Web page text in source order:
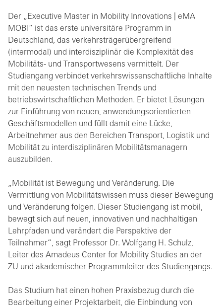
Der „Executive Master in Mobility Innovations | eMA
MOBI“ ist das erste universitäre Programm in
Deutschland, das verkehrsträgerübergreifend
(intermodal) und interdisziplinär die Komplexität des
Mobilitäts- und Transportwesens vermittelt. Der
Studiengang verbindet verkehrswissenschaftliche Inhalte
mit den neuesten technischen Trends und
betriebswirtschaftlichen Methoden. Er bietet Lösungen
zur Einführung von neuen, anwendungsorientierten
Geschäftsmodellen und füllt damit eine Lücke,
Arbeitnehmer aus den Bereichen Transport, Logistik und
Mobilität zu interdisziplinären Mobilitätsmanagern
auszubilden.
„Mobilität ist Bewegung und Veränderung. Die
Vermittlung von Mobilitätswissen muss dieser Bewegung
und Veränderung folgen. Dieser Studiengang ist mobil,
bewegt sich auf neuen, innovativen und nachhaltigen
Lehrpfaden und verändert die Perspektive der
Teilnehmer“, sagt Professor Dr. Wolfgang H. Schulz,
Leiter des Amadeus Center for Mobility Studies an der
ZU und akademischer Programmleiter des Studiengangs.
Das Studium hat einen hohen Praxisbezug durch die
Bearbeitung einer Projektarbeit, die Einbindung von